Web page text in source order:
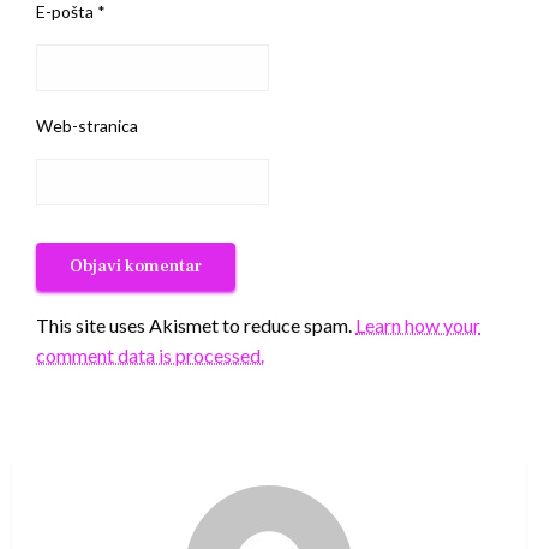
E-pošta *
Web-stranica
This site uses Akismet to reduce spam. Learn how your
comment data is processed.